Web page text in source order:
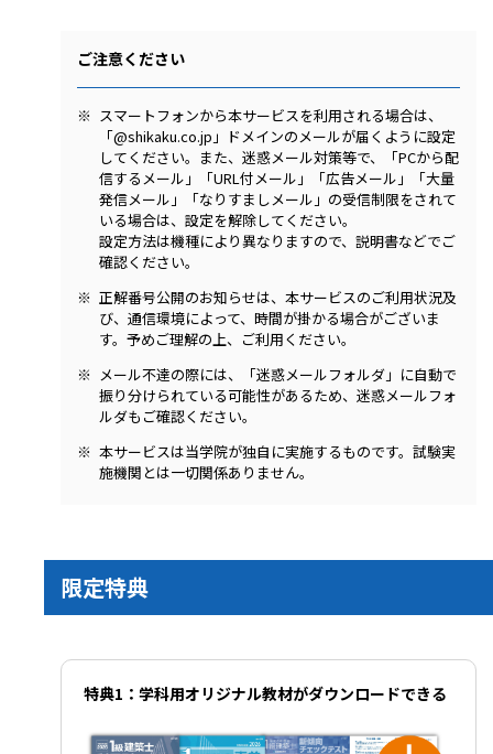
ご注意ください
スマートフォンから本サービスを利用される場合は、
「@shikaku.co.jp」ドメインのメールが届くように設定
してください。また、迷惑メール対策等で、「PCから配
信するメール」「URL付メール」「広告メール」「大量
発信メール」「なりすましメール」の受信制限をされて
いる場合は、設定を解除してください。
設定方法は機種により異なりますので、説明書などでご
確認ください。
正解番号公開のお知らせは、本サービスのご利用状況及
び、通信環境によって、時間が掛かる場合がございま
す。予めご理解の上、ご利用ください。
メール不達の際には、「迷惑メールフォルダ」に自動で
振り分けられている可能性があるため、迷惑メールフォ
ルダもご確認ください。
本サービスは当学院が独自に実施するものです。試験実
施機関とは一切関係ありません。
限定特典
特典1：学科用オリジナル教材がダウンロードできる